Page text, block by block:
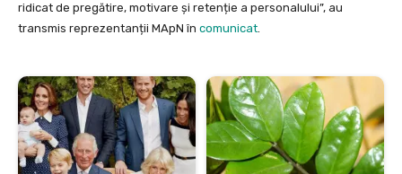
ridicat de pregătire, motivare și retenție a personalului”, au
transmis reprezentanții MApN în comunicat.